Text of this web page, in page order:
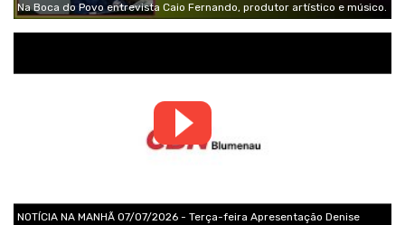
Na Boca do Povo entrevista Caio Fernando, produtor artístico e músico.
NOTÍCIA NA MANHÃ 07/07/2026 - Terça-feira Apresentação Denise